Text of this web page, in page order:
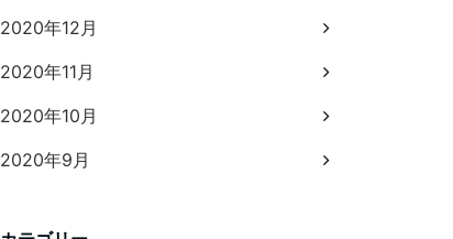
2020年12月
2020年11月
2020年10月
2020年9月